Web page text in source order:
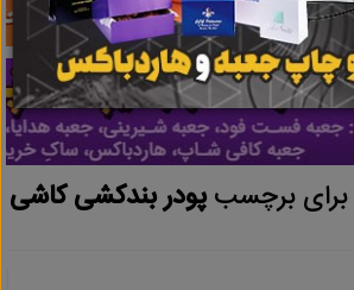
برای برچسبپودر بندکشی کاشی